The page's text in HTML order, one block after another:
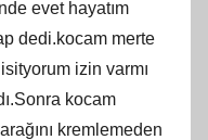
evet hayatım
dedi.kocam merte
izin varmı
kocam
kremlemeden